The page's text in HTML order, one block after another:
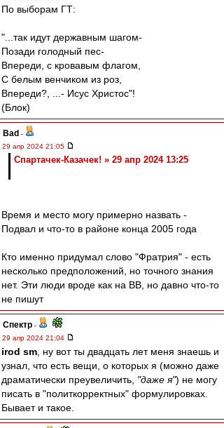
По выборам ГТ:
"...так идут державным шагом-
Позади голодный пес-
Впереди, с кровавым флагом,
С белым венчиком из роз,
Впереди?, ...- Исус Христос"!
(Блок)
Bad -
29 апр 2024 21:05
Спартачек-Казачек! » 29 апр 2024 13:25
Время и место могу примерно назвать -
Подвал и что-то в районе конца 2005 года
Кто именно придумал слово "Фратрия" - есть
несколько предположений, но точного знания
нет. Эти люди вроде как на ВВ, но давно что-то
не пишут
Спектр -
29 апр 2024 21:04
irod sm , ну вот ты двадцать лет меня знаешь и
узнал, что есть вещи, о которых я (можно даже
драматически преувеличить, "даже я") не могу
писать в "политкорректных" формулировках.
Бывает и такое.